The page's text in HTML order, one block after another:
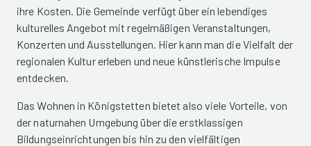
ihre Kosten. Die Gemeinde verfügt über ein lebendiges
kulturelles Angebot mit regelmäßigen Veranstaltungen,
Konzerten und Ausstellungen. Hier kann man die Vielfalt der
regionalen Kultur erleben und neue künstlerische Impulse
entdecken.
Das Wohnen in Königstetten bietet also viele Vorteile, von
der naturnahen Umgebung über die erstklassigen
Bildungseinrichtungen bis hin zu den vielfältigen